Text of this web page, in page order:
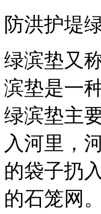
防洪护堤
绿滨垫又
滨垫是一
绿滨垫主
入河里，
的袋子扔
的石笼网。